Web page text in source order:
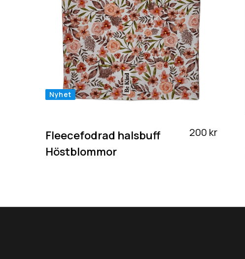
Nyhet
Fleecefodrad halsbuff
Höstblommor
200 kr